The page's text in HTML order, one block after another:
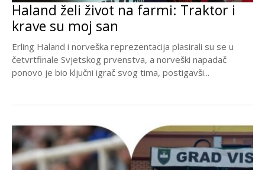
Haland želi život na farmi: Traktor i
krave su moj san
Erling Haland i norveška reprezentacija plasirali su se u
četvrtfinale Svjetskog prvenstva, a norveški napadač
ponovo je bio ključni igrač svog tima, postigavši...